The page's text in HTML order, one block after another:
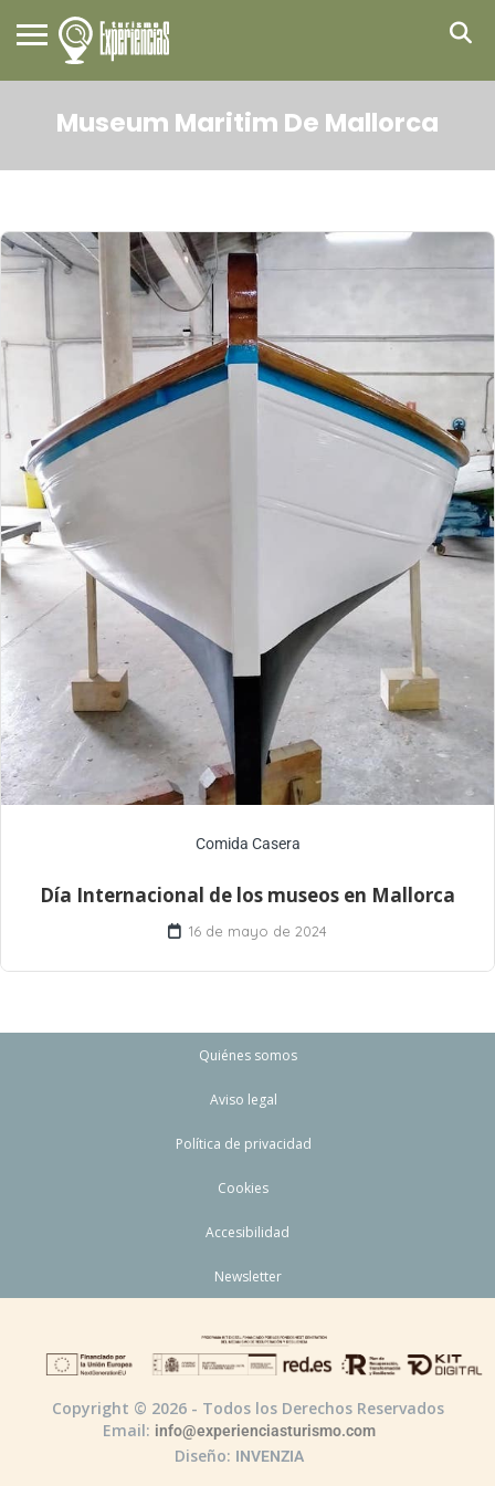
Museum Maritim De Mallorca
Comida Casera
Día Internacional de los museos en Mallorca
16 de mayo de 2024
Quiénes somos
Aviso legal
Política de privacidad
Cookies
Accesibilidad
Newsletter
Copyright © 2026 - Todos los Derechos Reservados
Email: info@experienciasturismo.com
Diseño: INVENZIA